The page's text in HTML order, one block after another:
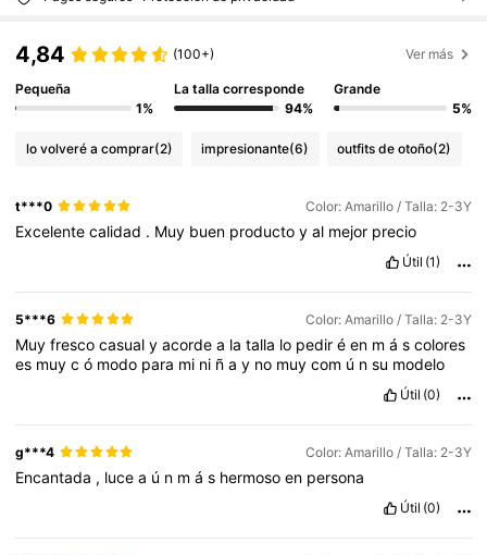
4,84 (100+) Ver más
Pequeña
1%
La talla corresponde
94%
Grande
5%
lo volveré a comprar(2) impresionante(6) outfits de otoño(2)
t***0 Color: Amarillo / Talla: 2-3Y
Excelentecalidad . Muy buen productoyal mejor precio
Útil (1)
5***6 Color: Amarillo / Talla: 2-3Y
Muyfrescocasualyacordea latalla lo pediréen máscolores
es muycó modo para mi ni ñay no muycom ú nsu modelo
Útil (0)
g***4 Color: Amarillo / Talla: 2-3Y
Encantada , lucea ú n más hermosoen persona
Útil (0)